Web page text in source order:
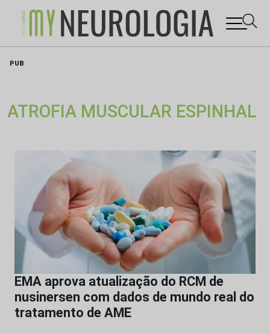
PUB
ATROFIA MUSCULAR ESPINHAL
EMA aprova atualização do RCM de
nusinersen com dados de mundo real do
tratamento de AME